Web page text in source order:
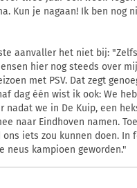
Kun je nagaan! Ik ben nog
aanvaller het niet bij:
hier nog steeds over
met PSV. Dat zegt
dag één wist ik ook: We
nadat we in De Kuip, een
naar Eindhoven namen.
iets zou kunnen doen. In
neus kampioen geworden."